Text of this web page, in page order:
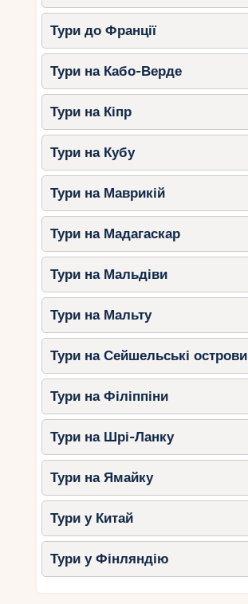
Тури до Франції
Тури на Кабо-Верде
Тури на Кіпр
Тури на Кубу
Тури на Маврикій
Тури на Мадагаскар
Тури на Мальдіви
Тури на Мальту
Тури на Сейшельські острови
Тури на Філіппіни
Тури на Шрі-Ланку
Тури на Ямайку
Тури у Китай
Тури у Фінляндію